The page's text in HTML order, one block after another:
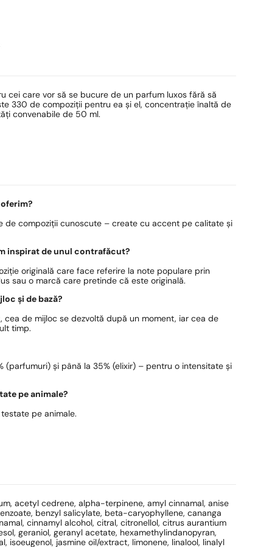
cei care vor să se bucure de un parfum luxos fără să
330 de compoziții pentru ea și el, concentrație înaltă de
convenabile de 50 ml.
de compoziții cunoscute – create cu accent pe calitate și
inspirat de unul contrafăcut?
originală care face referire la note populare prin
sau o marcă care pretinde că este originală.
și de bază?
cea de mijloc se dezvoltă după un moment, iar cea de
timp.
(parfumuri) și până la 35% (elixir) – pentru o intensitate și
pe animale?
pe animale.
acetyl cedrene, alpha-terpinene, amyl cinnamal, anise
benzyl salicylate, beta-caryophyllene, cananga
cinnamyl alcohol, citral, citronellol, citrus aurantium
geraniol, geranyl acetate, hexamethylindanopyran,
isoeugenol, jasmine oil/extract, limonene, linalool, linalyl